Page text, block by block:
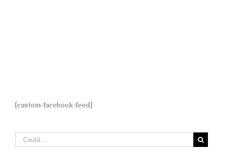
[custom-facebook-feed]